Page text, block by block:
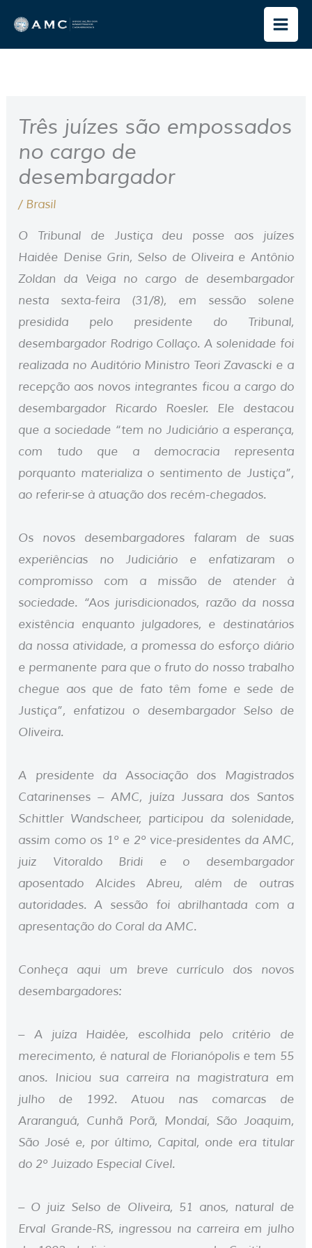
para
o
Três juízes são empossados
no cargo de
desembargador
/ Brasil
O Tribunal de Justiça deu posse aos juízes
Haidée Denise Grin, Selso de Oliveira e Antônio
Zoldan da Veiga no cargo de desembargador
nesta sexta-feira (31/8), em sessão solene
presidida pelo presidente do Tribunal,
desembargador Rodrigo Collaço. A solenidade foi
realizada no Auditório Ministro Teori Zavascki e a
recepção aos novos integrantes ficou a cargo do
desembargador Ricardo Roesler. Ele destacou
que a sociedade “tem no Judiciário a esperança,
com tudo que a democracia representa
porquanto materializa o sentimento de Justiça”,
ao referir-se à atuação dos recém-chegados.
Os novos desembargadores falaram de suas
experiências no Judiciário e enfatizaram o
compromisso com a missão de atender à
sociedade. “Aos jurisdicionados, razão da nossa
existência enquanto julgadores, e destinatários
da nossa atividade, a promessa do esforço diário
e permanente para que o fruto do nosso trabalho
chegue aos que de fato têm fome e sede de
Justiça”, enfatizou o desembargador Selso de
Oliveira.
A presidente da Associação dos Magistrados
Catarinenses – AMC, juíza Jussara dos Santos
Schittler Wandscheer, participou da solenidade,
assim como os 1º e 2º vice-presidentes da AMC,
juiz Vitoraldo Bridi e o desembargador
aposentado Alcides Abreu, além de outras
autoridades. A sessão foi abrilhantada com a
apresentação do Coral da AMC.
Conheça aqui um breve currículo dos novos
desembargadores:
– A juíza Haidée, escolhida pelo critério de
merecimento, é natural de Florianópolis e tem 55
anos. Iniciou sua carreira na magistratura em
julho de 1992. Atuou nas comarcas de
Araranguá, Cunhã Porã, Mondaí, São Joaquim,
São José e, por último, Capital, onde era titular
do 2º Juizado Especial Cível.
– O juiz Selso de Oliveira, 51 anos, natural de
Erval Grande-RS, ingressou na carreira em julho